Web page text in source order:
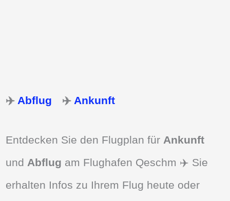
✈️ Abflug ✈️ Ankunft
Entdecken Sie den Flugplan für Ankunft
und Abflug am Flughafen Qeschm ✈️ Sie
erhalten Infos zu Ihrem Flug heute oder